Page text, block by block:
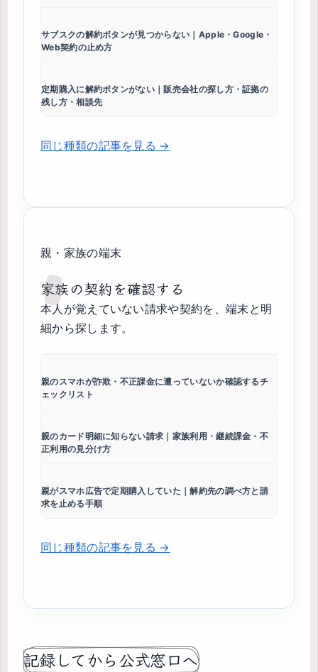
サブスクの解約ボタンが見つからない｜Apple・Google・
Web契約の止め方
定期購入に解約ボタンがない｜販売会社の探し方・証拠の
残し方・相談先
同じ種類の記事を見る →
親・家族の端末
家族の契約を確認する
本人が覚えていない請求や契約を、端末と明
細から探します。
親のスマホが詐欺・不正課金に遭っていないか確認するチ
ェックリスト
親のカード明細に知らない請求｜家族利用・継続課金・不
正利用の見分け方
親がスマホ広告で定期購入していた｜解約先の調べ方と請
求を止める手順
同じ種類の記事を見る →
記録してから公式窓口へ